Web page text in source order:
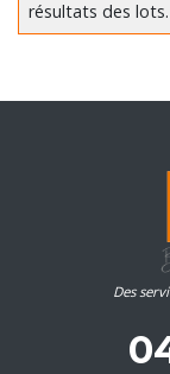
résultats des lots.
Des